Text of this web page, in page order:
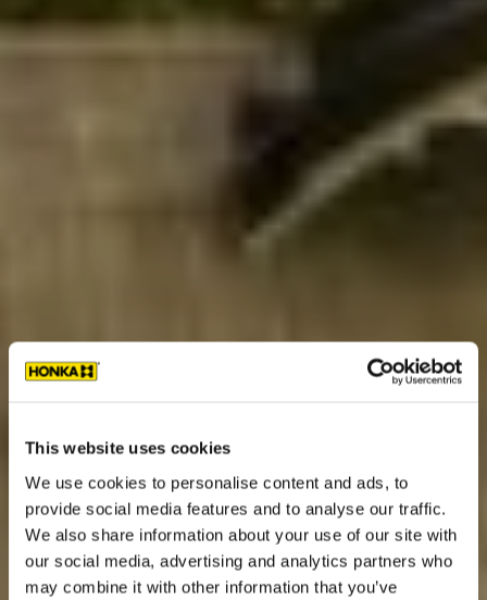
This website uses cookies
We use cookies to personalise content and ads, to
provide social media features and to analyse our traffic.
We also share information about your use of our site with
our social media, advertising and analytics partners who
may combine it with other information that you’ve